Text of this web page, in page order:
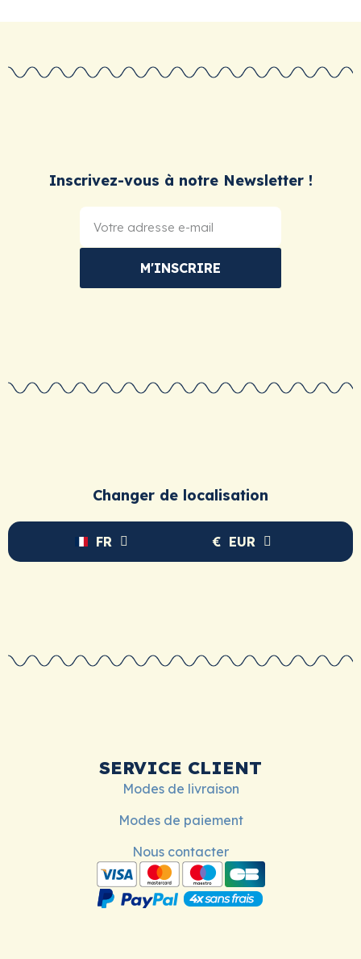
Inscrivez-vous à notre Newsletter !
M'INSCRIRE
Changer de localisation
FR € EUR
SERVICE CLIENT
Modes de livraison
Modes de paiement
Nous contacter